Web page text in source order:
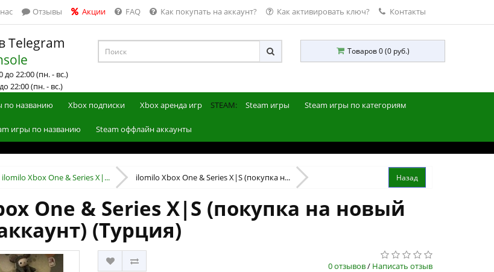
Отзывы Акции FAQ Как покупать на аккаунт? Как активировать ключ? Контакты
Telegram
до 22:00 (пн. - вс.)
22:00 (пн. - вс.)
Товаров 0 (0 руб.)
по названию Xbox подписки Xbox аренда игр STEAM: Steam игры Steam игры по категориям
игры по названию Steam оффлайн аккаунты
Xbox One & Series X|... ilomilo Xbox One & Series X|S (покупка н...
One & Series X|S (покупка на новый
(Турция)
0 отзывов/ Написать отзыв